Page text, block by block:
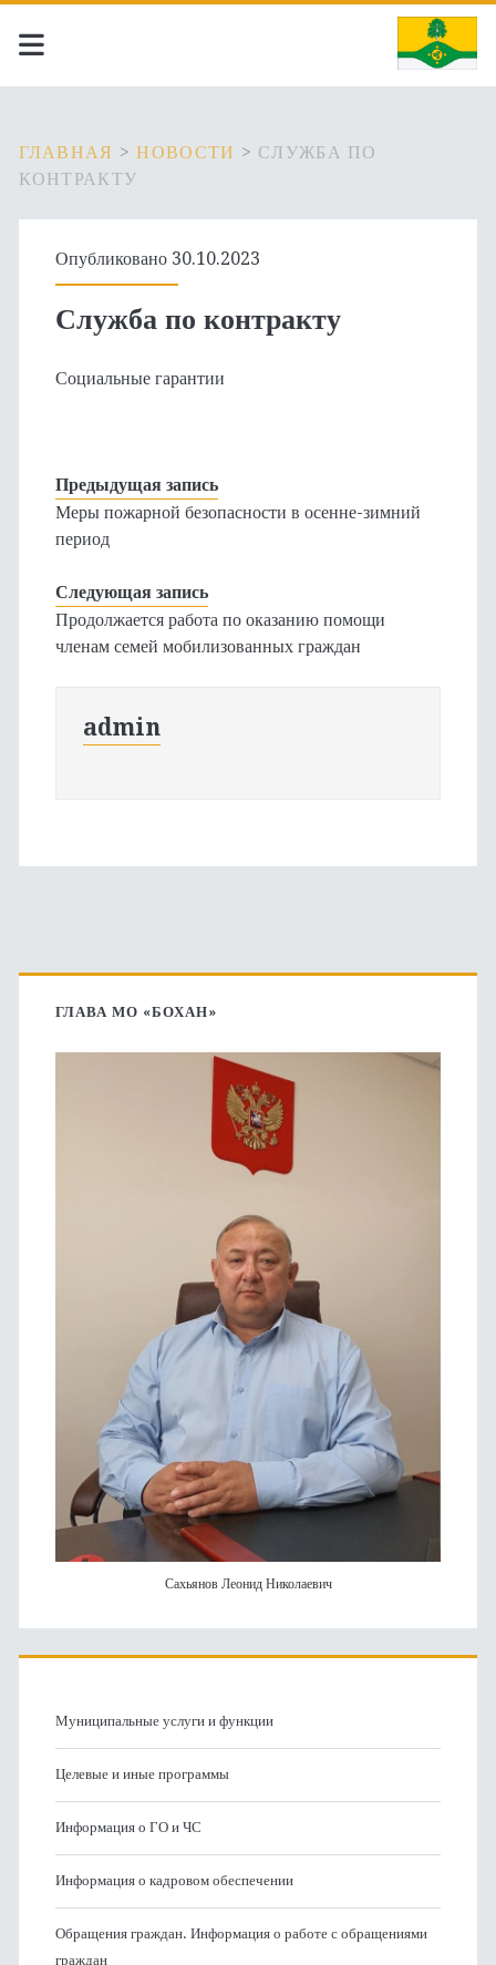
ГЛАВНАЯ >НОВОСТИ > СЛУЖБА ПО
КОНТРАКТУ
Опубликовано 30.10.2023
Служба по контракту
Социальные гарантии
Предыдущая запись
Меры пожарной безопасности в осенне-зимний
период
Следующая запись
Продолжается работа по оказанию помощи
членам семей мобилизованных граждан
admin
Основная
боковая
ГЛАВА МО «БОХАН»
Сахьянов Леонид Николаевич
Муниципальные услуги и функции
Целевые и иные программы
Информация о ГО и ЧС
Информация о кадровом обеспечении
Обращения граждан. Информация о работе с обращениями
граждан